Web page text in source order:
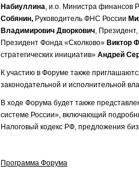
Набиуллина, и.о. Министра финансов
Собянин, Руководитель ФНС России
Владимирович Дворкович,
Президент Фонда «Сколково» Виктор
стратегических инициатив»Андрей
К участию в Форуме также
законодательной и исполнительной
В ходе Форума будет также
системе России», включающий
Налоговый кодекс РФ, предложения
Программа Форума